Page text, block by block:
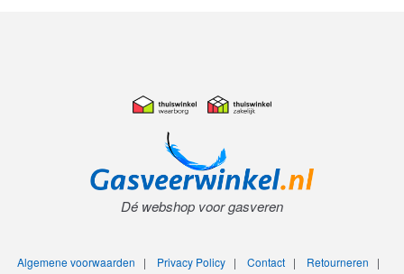
Dé webshop voor gasveren
Algemene voorwaarden | Privacy Policy| Contact| Retourneren |